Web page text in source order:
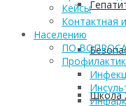
Школа
Кейсы
Контактная
Населению
ПО